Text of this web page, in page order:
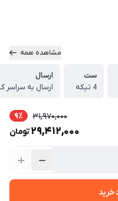
مشاهده همه
ست
4 تیکه
ارسال
ارسال به سراسر
31,970,000 9٪
29,412,000تومان